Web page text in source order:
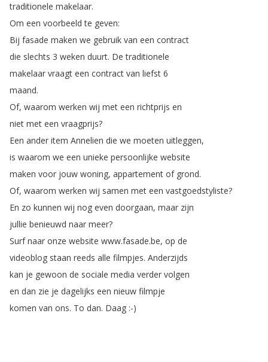
traditionele makelaar.
Om een voorbeeld te geven:
Bij fasade maken we gebruik van een contract
die slechts 3 weken duurt. De traditionele
makelaar vraagt een contract van liefst 6
maand.
Of, waarom werken wij met een richtprijs en
niet met een vraagprijs?
Een ander item Annelien die we moeten uitleggen,
is waarom we een unieke persoonlijke website
maken voor jouw woning, appartement of grond.
Of, waarom werken wij samen met een vastgoedstyliste?
En zo kunnen wij nog even doorgaan, maar zijn
jullie benieuwd naar meer?
Surf naar onze website www.fasade.be, op de
videoblog staan reeds alle filmpjes. Anderzijds
kan je gewoon de sociale media verder volgen
en dan zie je dagelijks een nieuw filmpje
komen van ons. To dan. Daag :-)